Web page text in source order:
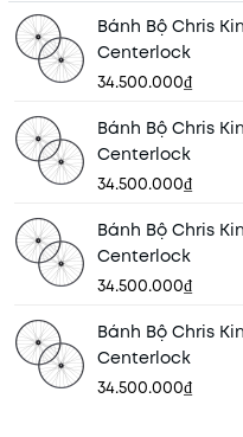
Bánh Bộ Chris
Centerlock
34.500.000₫
Bánh Bộ Chris
Centerlock
34.500.000₫
Bánh Bộ Chris
Centerlock
34.500.000₫
Bánh Bộ Chris
Centerlock
34.500.000₫